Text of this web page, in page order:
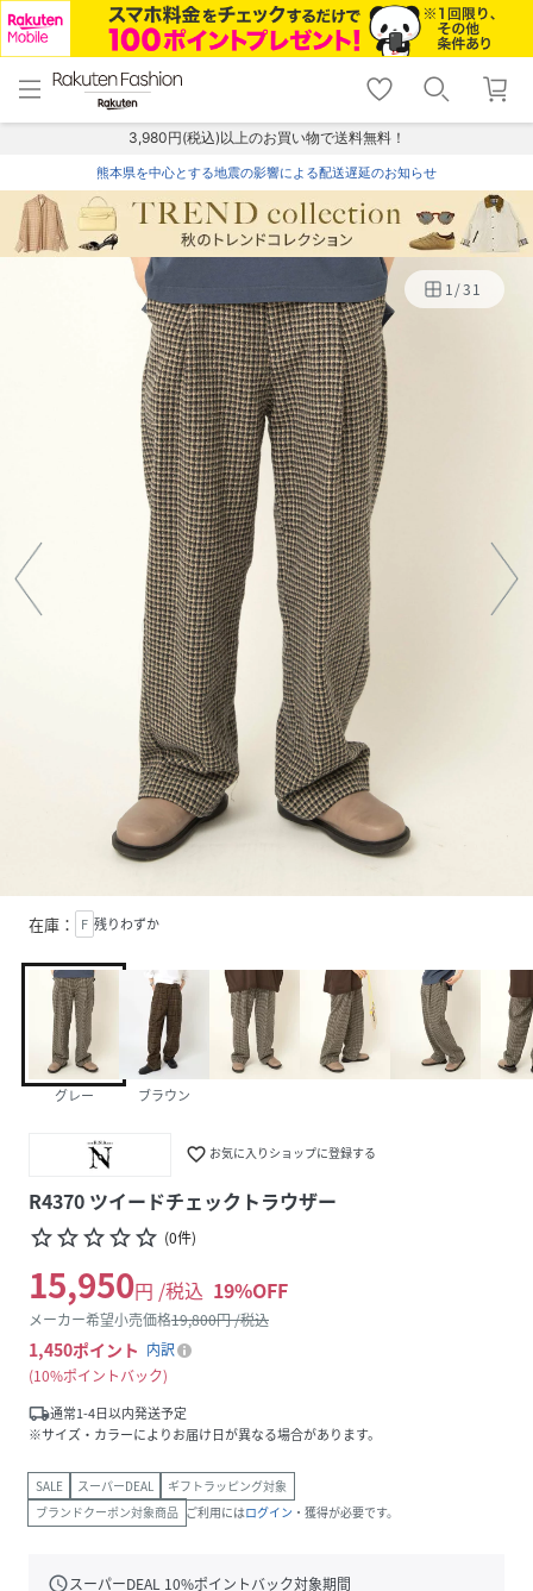
menu home
トップ
shopping_cart lock_outline
ログイン
3,980円(税込)以上のお買い物で送料無料！
熊本県を中心とする地震の影響による配送遅延のお知らせ
1/31
在庫： F 残りわずか
グレー ブラウン
favorite_border お気に入りショップに登録する
R4370 ツイードチェックトラウザー
star_borderstar_borderstar_borderstar_borderstar_border (0件)
15,950円 /税込 19%OFF
メーカー希望小売価格19,800円 /税込
1,450ポイント 内訳
10%ポイントバック
local_shipping通常1-4日以内発送予定
※サイズ・カラーによりお届け日が異なる場合があります。
SALE スーパーDEAL
ギフトラッピング対象
ブランドクーポン対象商品 ご利用にはログイン ・獲得が必要です。
scheduleスーパーDEAL 10%ポイントバック対象期間